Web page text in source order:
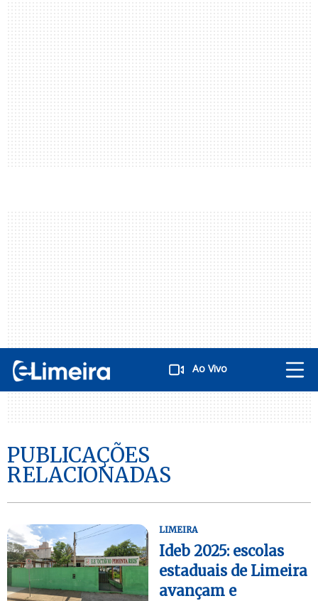
Ao Vivo
PUBLICAÇÕES
RELACIONADAS
LIMEIRA
Ideb 2025: escolas
estaduais de Limeira
avançam e